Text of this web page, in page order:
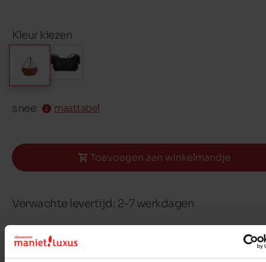
Kleur kiezen
snee maattabel
Toevoegen aan winkelmandje
Verwachte levertijd: 2-7 werkdagen
Gratis levering & retour in België en